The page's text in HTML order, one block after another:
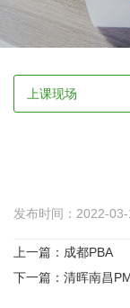
上课现场
发布时间：2022-
上一篇：成都PBA
下一篇：清晖南昌